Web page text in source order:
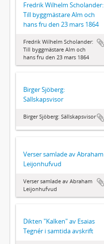
Fredrik Wilhelm Scholander:
Till byggmästare Alm och
hans fru den 23 mars 1864
Fredrik Wilhelm Scholander:
Till byggmästare Alm och
hans fru den 23 mars 1864
Birger Sjöberg:
Sällskapsvisor
Birger Sjöberg: Sällskapsvisor
Verser samlade av Abraham
Leijonhufvud
Verser samlade av Abraham
Leijonhufvud
Dikten "Kalken" av Esaias
Tegnér i samtida avskrift